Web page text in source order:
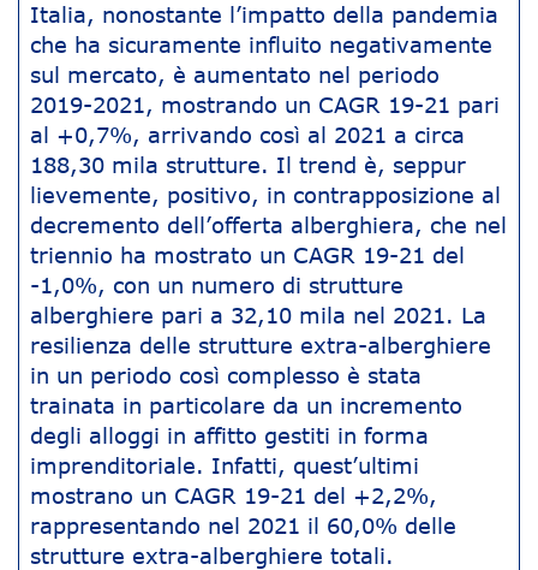
Italia, nonostante l’impatto della pandemia
che ha sicuramente influito negativamente
sul mercato, è aumentato nel periodo
2019-2021, mostrando un CAGR 19-21 pari
al +0,7%, arrivando così al 2021 a circa
188,30 mila strutture. Il trend è, seppur
lievemente, positivo, in contrapposizione al
decremento dell’offerta alberghiera, che nel
triennio ha mostrato un CAGR 19-21 del
-1,0%, con un numero di strutture
alberghiere pari a 32,10 mila nel 2021. La
resilienza delle strutture extra-alberghiere
in un periodo così complesso è stata
trainata in particolare da un incremento
degli alloggi in affitto gestiti in forma
imprenditoriale. Infatti, quest’ultimi
mostrano un CAGR 19-21 del +2,2%,
rappresentando nel 2021 il 60,0% delle
strutture extra-alberghiere totali.